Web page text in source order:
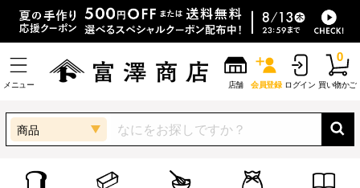
メニュー 店舗 会員登録 ログイン 買い物かご
0
商品